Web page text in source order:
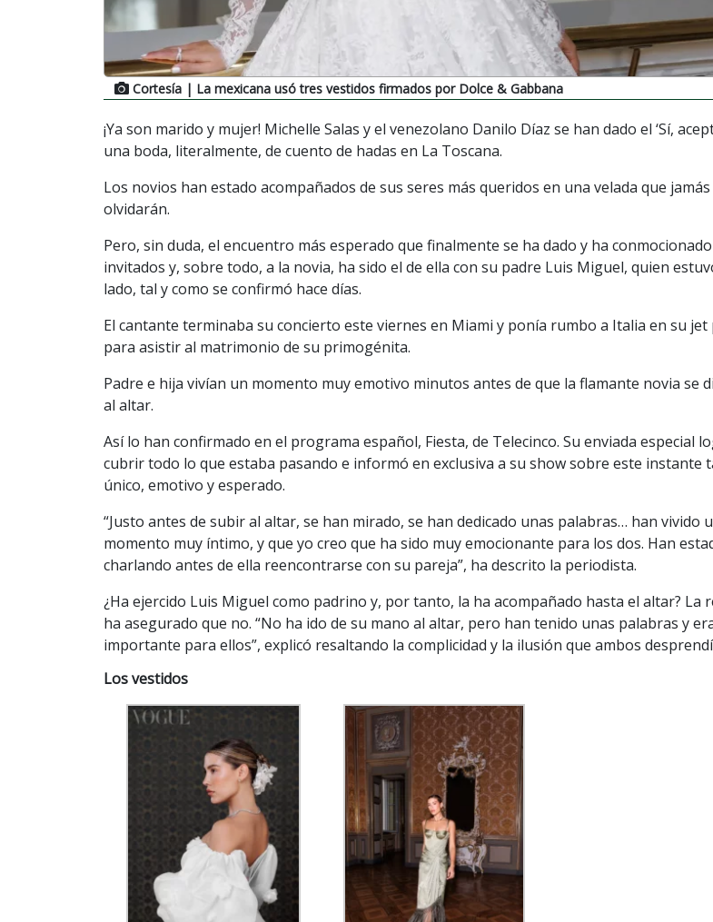
Cortesía | La mexicana usó tres vestidos firmados por Dolce & Gabbana
¡Ya son marido y mujer! Michelle Salas y el venezolano Danilo Díaz se han dado el ‘Sí,
una boda, literalmente, de cuento de hadas en La Toscana.
Los novios han estado acompañados de sus seres más queridos en una velada que jamás
olvidarán.
Pero, sin duda, el encuentro más esperado que finalmente se ha dado y ha
invitados y, sobre todo, a la novia, ha sido el de ella con su padre Luis Miguel, quien
lado, tal y como se confirmó hace días.
El cantante terminaba su concierto este viernes en Miami y ponía rumbo a Italia en su jet
para asistir al matrimonio de su primogénita.
Padre e hija vivían un momento muy emotivo minutos antes de que la flamante novia se
al altar.
Así lo han confirmado en el programa español, Fiesta, de Telecinco. Su enviada especial
cubrir todo lo que estaba pasando e informó en exclusiva a su show sobre este instante
único, emotivo y esperado.
“Justo antes de subir al altar, se han mirado, se han dedicado unas palabras… han vivido
momento muy íntimo, y que yo creo que ha sido muy emocionante para los dos. Han
charlando antes de ella reencontrarse con su pareja”, ha descrito la periodista.
¿Ha ejercido Luis Miguel como padrino y, por tanto, la ha acompañado hasta el altar? La
ha asegurado que no. “No ha ido de su mano al altar, pero han tenido unas palabras y
importante para ellos”, explicó resaltando la complicidad y la ilusión que ambos
Los vestidos